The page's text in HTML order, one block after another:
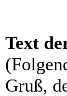
Text
Gruß,